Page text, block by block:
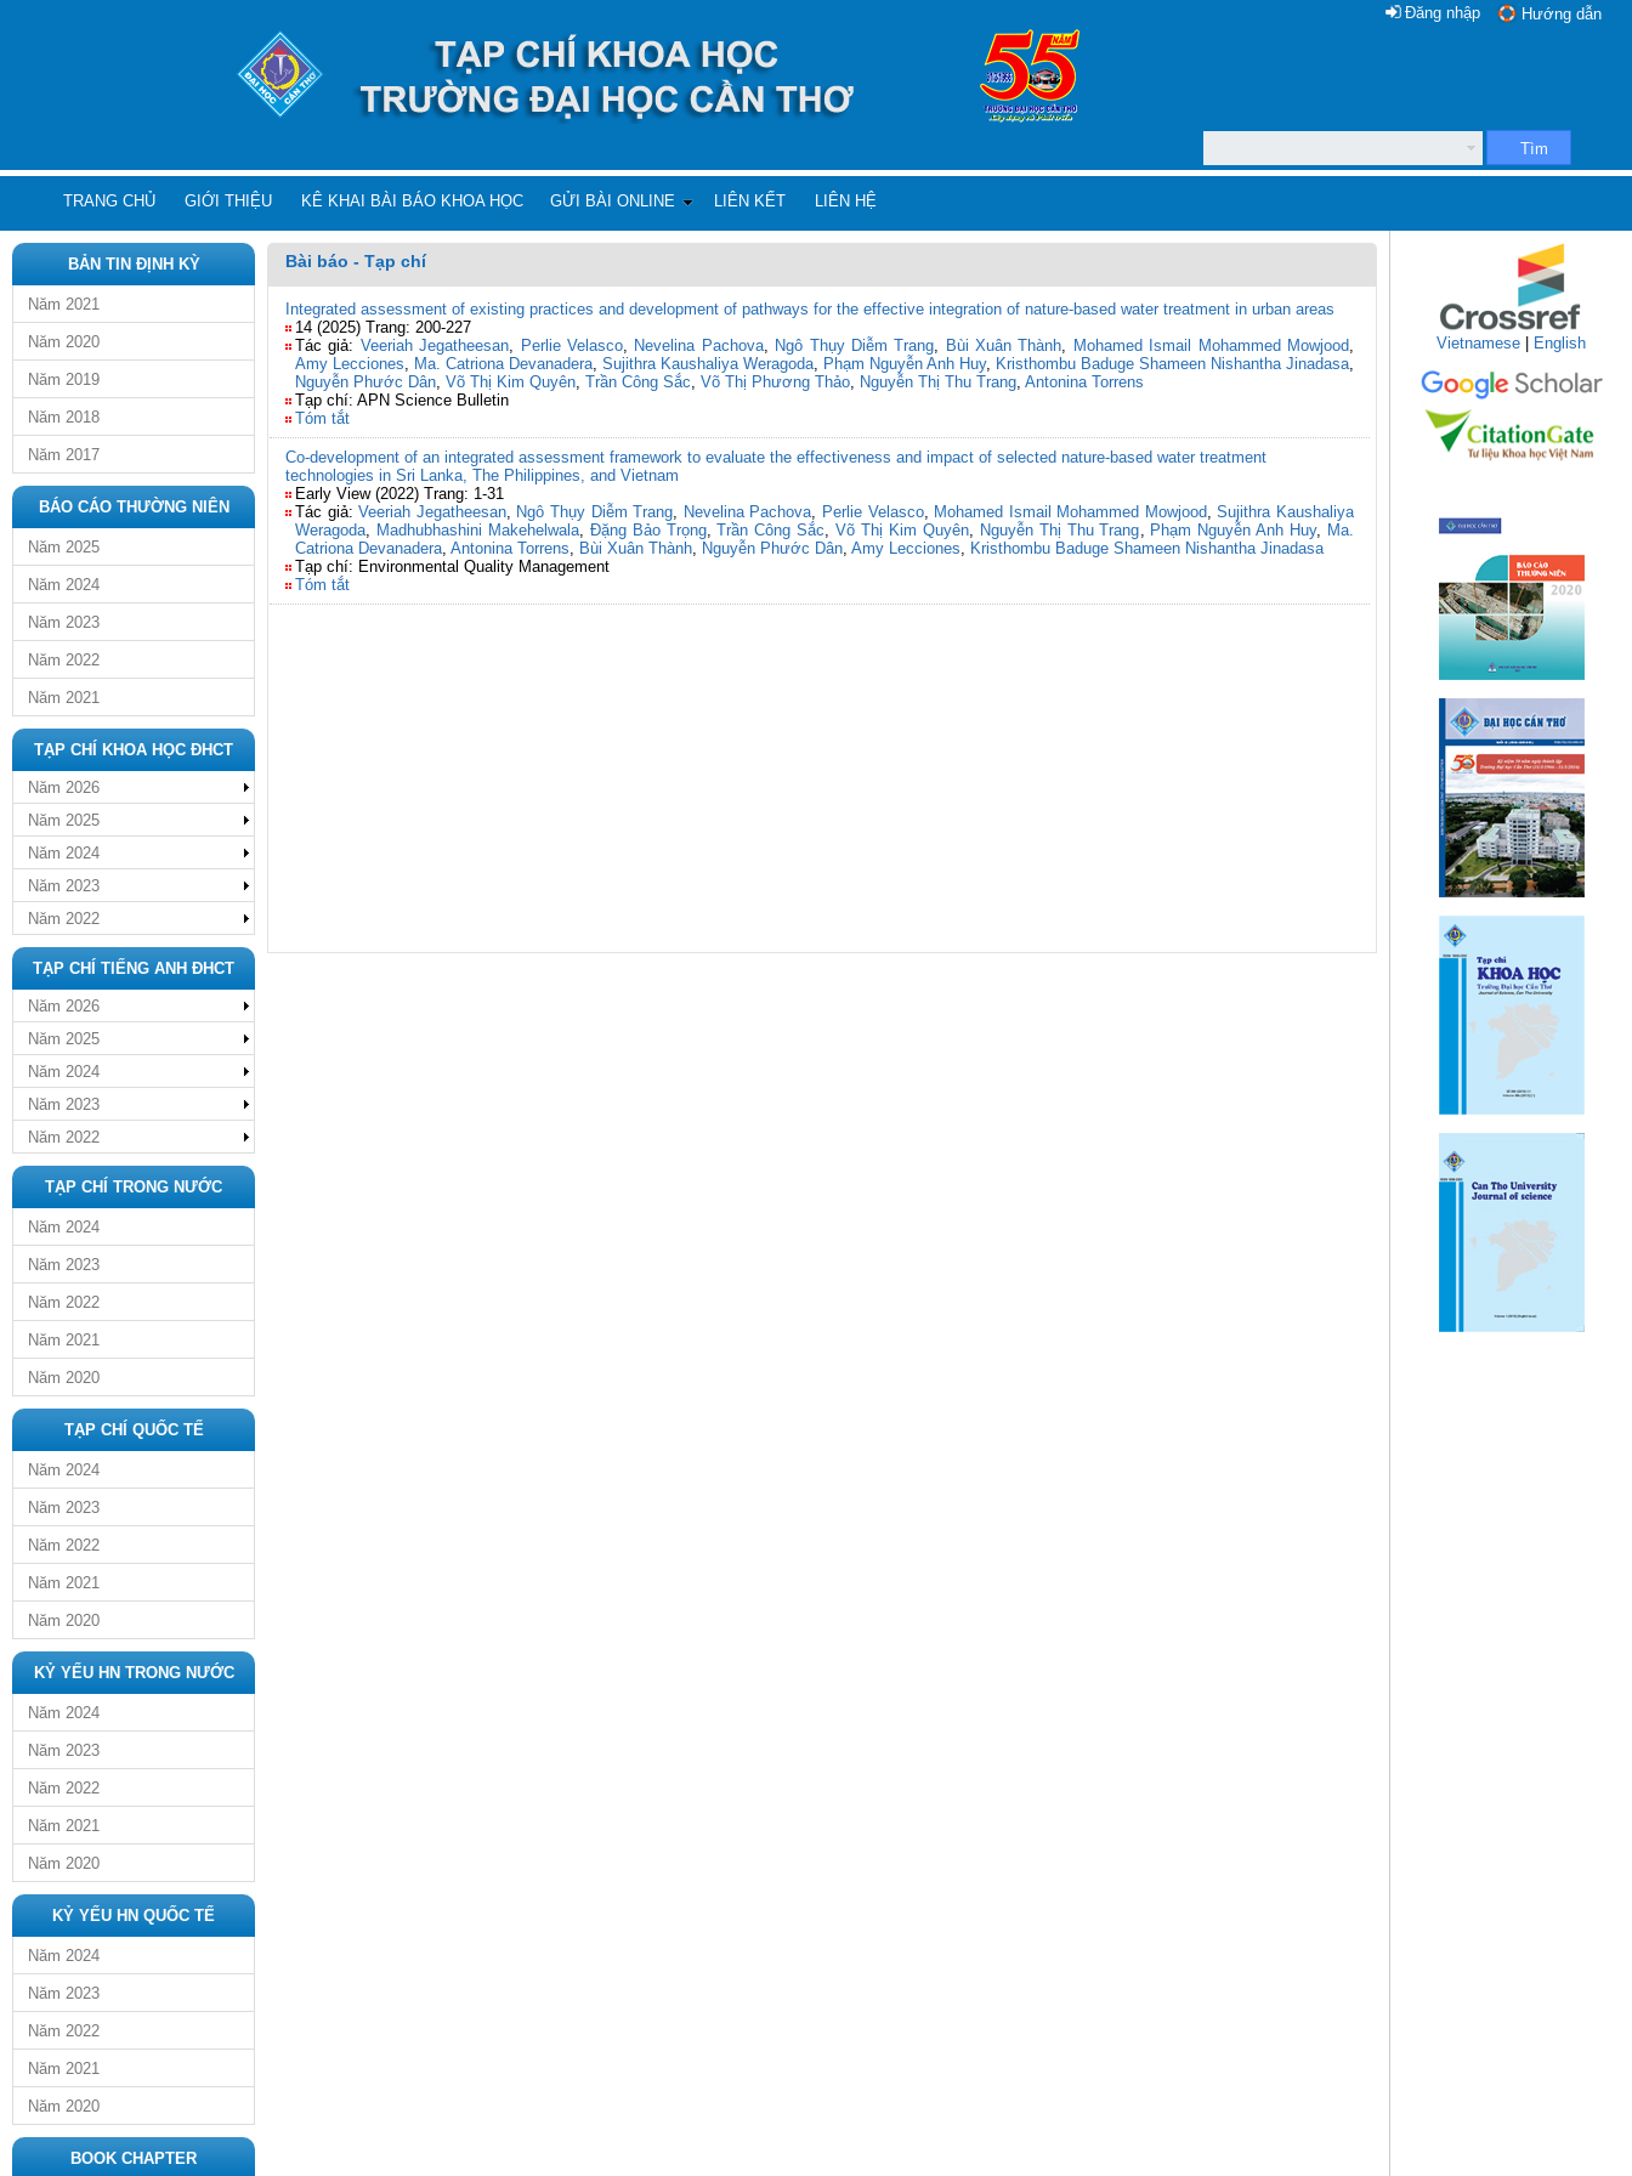
Hướng dẫn
Đăng nhập
Tìm
TRANG CHỦ GIỚI THIỆU KÊ KHAI BÀI BÁO KHOA HỌC GỬI BÀI ONLINE LIÊN KẾT LIÊN HỆ
BẢN TIN ĐỊNH KỲ
Năm 2021
Năm 2020
Năm 2019
Năm 2018
Năm 2017
BÁO CÁO THƯỜNG NIÊN
Năm 2025
Năm 2024
Năm 2023
Năm 2022
Năm 2021
TẠP CHÍ KHOA HỌC ĐHCT
Năm 2026
Năm 2025
Năm 2024
Năm 2023
Năm 2022
TẠP CHÍ TIẾNG ANH ĐHCT
Năm 2026
Năm 2025
Năm 2024
Năm 2023
Năm 2022
TẠP CHÍ TRONG NƯỚC
Năm 2024
Năm 2023
Năm 2022
Năm 2021
Năm 2020
TẠP CHÍ QUỐC TẾ
Năm 2024
Năm 2023
Năm 2022
Năm 2021
Năm 2020
KỶ YẾU HN TRONG NƯỚC
Năm 2024
Năm 2023
Năm 2022
Năm 2021
Năm 2020
KỶ YẾU HN QUỐC TẾ
Năm 2024
Năm 2023
Năm 2022
Năm 2021
Năm 2020
BOOK CHAPTER
Bài báo - Tạp chí
Integrated assessment of existing practices and development of pathways for the effective integration of nature-based water treatment in urban areas
14 (2025) Trang: 200-227
Tác giả: Veeriah Jegatheesan, Perlie Velasco, Nevelina Pachova, Ngô Thụy Diễm Trang, Bùi Xuân Thành, Mohamed Ismail Mohammed Mowjood,
Amy Lecciones, Ma. Catriona Devanadera, Sujithra Kaushaliya Weragoda, Phạm Nguyễn Anh Huy, Kristhombu Baduge Shameen Nishantha Jinadasa,
Nguyễn Phước Dân, Võ Thị Kim Quyên, Trần Công Sắc, Võ Thị Phương Thảo, Nguyễn Thị Thu Trang, Antonina Torrens
Tạp chí: APN Science Bulletin
Tóm tắt
Co-development of an integrated assessment framework to evaluate the effectiveness and impact of selected nature-based water treatment
technologies in Sri Lanka, The Philippines, and Vietnam
Early View (2022) Trang: 1-31
Tác giả:Veeriah Jegatheesan, Ngô Thụy Diễm Trang, Nevelina Pachova, Perlie Velasco, Mohamed Ismail Mohammed Mowjood,Sujithra Kaushaliya
Weragoda, Madhubhashini Makehelwala, Đặng Bảo Trọng,Trần Công Sắc,Võ Thị Kim Quyên, Nguyễn Thị Thu Trang, Phạm Nguyễn Anh Huy, Ma.
Catriona Devanadera, Antonina Torrens, Bùi Xuân Thành, Nguyễn Phước Dân, Amy Lecciones, Kristhombu Baduge Shameen Nishantha Jinadasa
Tạp chí: Environmental Quality Management
Tóm tắt
Vietnamese English